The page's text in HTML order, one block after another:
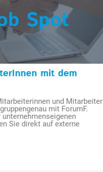
Spot
mit dem
und Mitarbeiter
mit ForumF.
Sie direkt auf externe